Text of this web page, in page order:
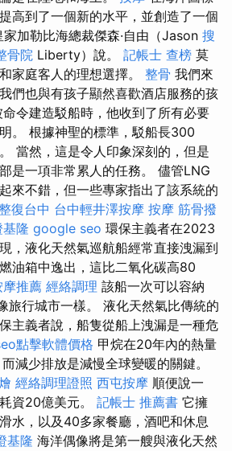
高到了一個新的水平，並創造了一個
加勒比海總裁傑森·自由（Jason 搜
骨院 Liberty）說。 記帳士 查榜 莫
家庭客人的理想選擇。 整骨 我們來
們也與有孩子顯然喜歡酒店服務的孩
令建造駁船時，他收到了所有必要
。 根據神聖的標準，駁船長300
當然，這是令人印象深刻的，但是
是一項非常累人的任務。 儘管LNG
來不錯，但一些專家指出了該系統的
復台中 台中輕井澤按摩 按摩 筋骨撥
基隆 google seo 環保主義者在2023
，液化天然氣巡航船經常直接洩漏到
油箱中逸出，這比二氧化碳高80
摩推薦 經絡調理 該船一次可以容納
旅行城市一樣。 液化天然氣比傳統的
主義者說，船隻從船上洩漏是一種危
點擊軟體價格 甲烷在20年內的熱量
減少排放是減慢全球變暖的關鍵。
經絡調理證照 西屯按摩 順便說一
資20億美元。 記帳士 推薦書 它擁
水，以及40多家餐廳，酒吧和休息
基隆 海洋偶像將是第一艘與液化天然